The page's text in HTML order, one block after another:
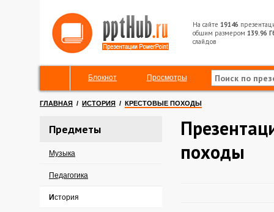
На сайте 19146
общим размером 139.96
слайдов
Блокнот Просмотры
ГЛАВНАЯ / ИСТОРИЯ / КРЕСТОВЫЕ ПОХОДЫ
Предметы
Музыка
Педагогика
История
походы